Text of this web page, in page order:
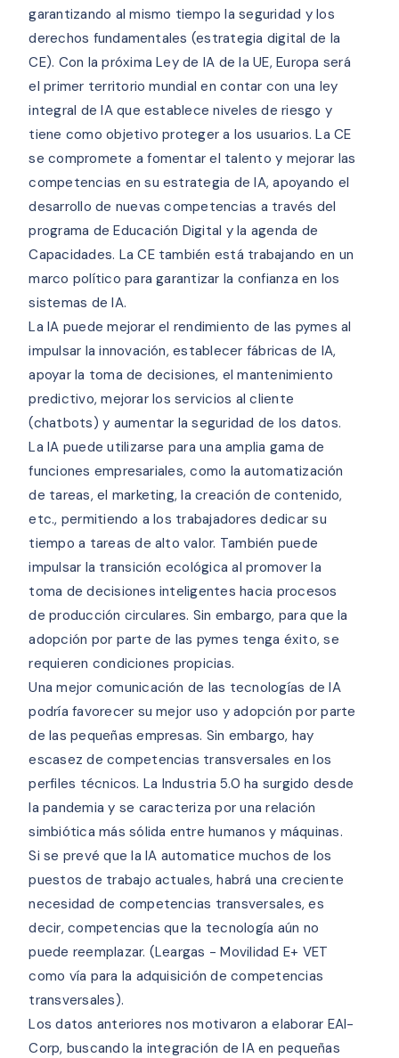
garantizando al mismo tiempo la seguridad y los
derechos fundamentales (estrategia digital de la
CE). Con la próxima Ley de IA de la UE, Europa será
el primer territorio mundial en contar con una ley
integral de IA que establece niveles de riesgo y
tiene como objetivo proteger a los usuarios. La CE
se compromete a fomentar el talento y mejorar las
competencias en su estrategia de IA, apoyando el
desarrollo de nuevas competencias a través del
programa de Educación Digital y la agenda de
Capacidades. La CE también está trabajando en un
marco político para garantizar la confianza en los
sistemas de IA.
La IA puede mejorar el rendimiento de las pymes al
impulsar la innovación, establecer fábricas de IA,
apoyar la toma de decisiones, el mantenimiento
predictivo, mejorar los servicios al cliente
(chatbots) y aumentar la seguridad de los datos.
La IA puede utilizarse para una amplia gama de
funciones empresariales, como la automatización
de tareas, el marketing, la creación de contenido,
etc., permitiendo a los trabajadores dedicar su
tiempo a tareas de alto valor. También puede
impulsar la transición ecológica al promover la
toma de decisiones inteligentes hacia procesos
de producción circulares. Sin embargo, para que la
adopción por parte de las pymes tenga éxito, se
requieren condiciones propicias.
Una mejor comunicación de las tecnologías de IA
podría favorecer su mejor uso y adopción por parte
de las pequeñas empresas. Sin embargo, hay
escasez de competencias transversales en los
perfiles técnicos. La Industria 5.0 ha surgido desde
la pandemia y se caracteriza por una relación
simbiótica más sólida entre humanos y máquinas.
Si se prevé que la IA automatice muchos de los
puestos de trabajo actuales, habrá una creciente
necesidad de competencias transversales, es
decir, competencias que la tecnología aún no
puede reemplazar. (Leargas - Movilidad E+ VET
como vía para la adquisición de competencias
transversales).
Los datos anteriores nos motivaron a elaborar EAI-
Corp, buscando la integración de IA en pequeñas